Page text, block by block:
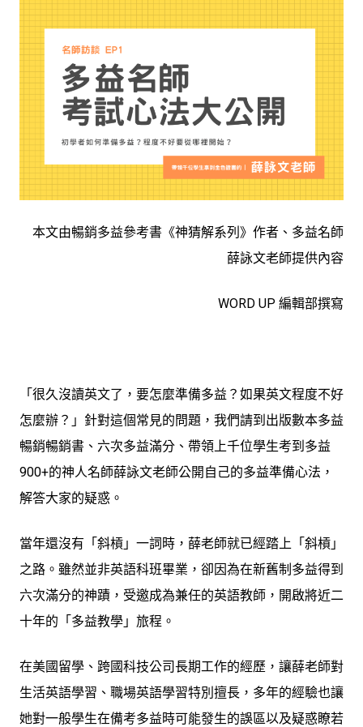
本文由暢銷多益參考書《神猜解系列》作者、多益名師
薛詠文老師提供內容
WORD UP 編輯部撰寫
「很久沒讀英文了，要怎麼準備多益？如果英文程度不好
怎麼辦？」針對這個常見的問題，我們請到出版數本多益
暢銷暢銷書、六次多益滿分、帶領上千位學生考到多益
900+的神人名師薛詠文老師公開自己的多益準備心法，
解答大家的疑惑。
當年還沒有「斜槓」一詞時，薛老師就已經踏上「斜槓」
之路。雖然並非英語科班畢業，卻因為在新舊制多益得到
六次滿分的神蹟，受邀成為兼任的英語教師，開啟將近二
十年的「多益教學」旅程。
在美國留學、跨國科技公司長期工作的經歷，讓薛老師對
生活英語學習、職場英語學習特別擅長，多年的經驗也讓
她對一般學生在備考多益時可能發生的誤區以及疑惑瞭若